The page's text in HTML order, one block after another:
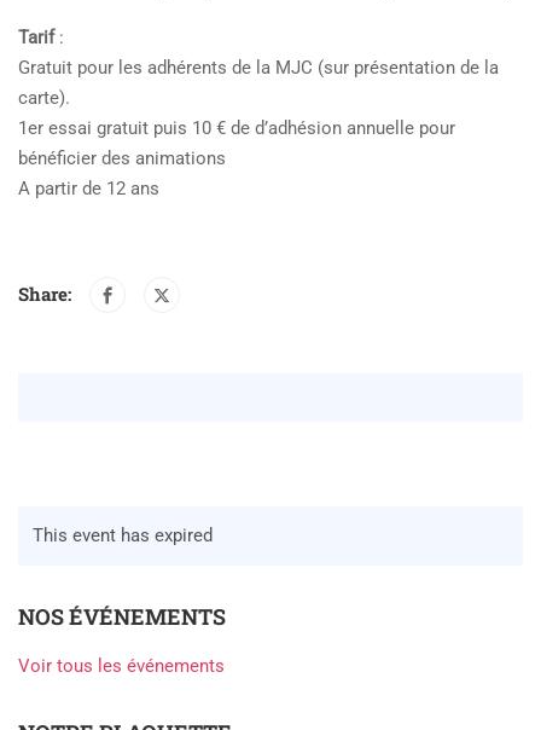
Tarif:
Gratuit pour les adhérents de la MJC (sur présentation de la
carte).
1er essai gratuit puis 10 € de d’adhésion annuelle pour
bénéficier des animations
A partir de 12 ans
Share:
This event has expired
NOS ÉVÉNEMENTS
Voir tous les événements